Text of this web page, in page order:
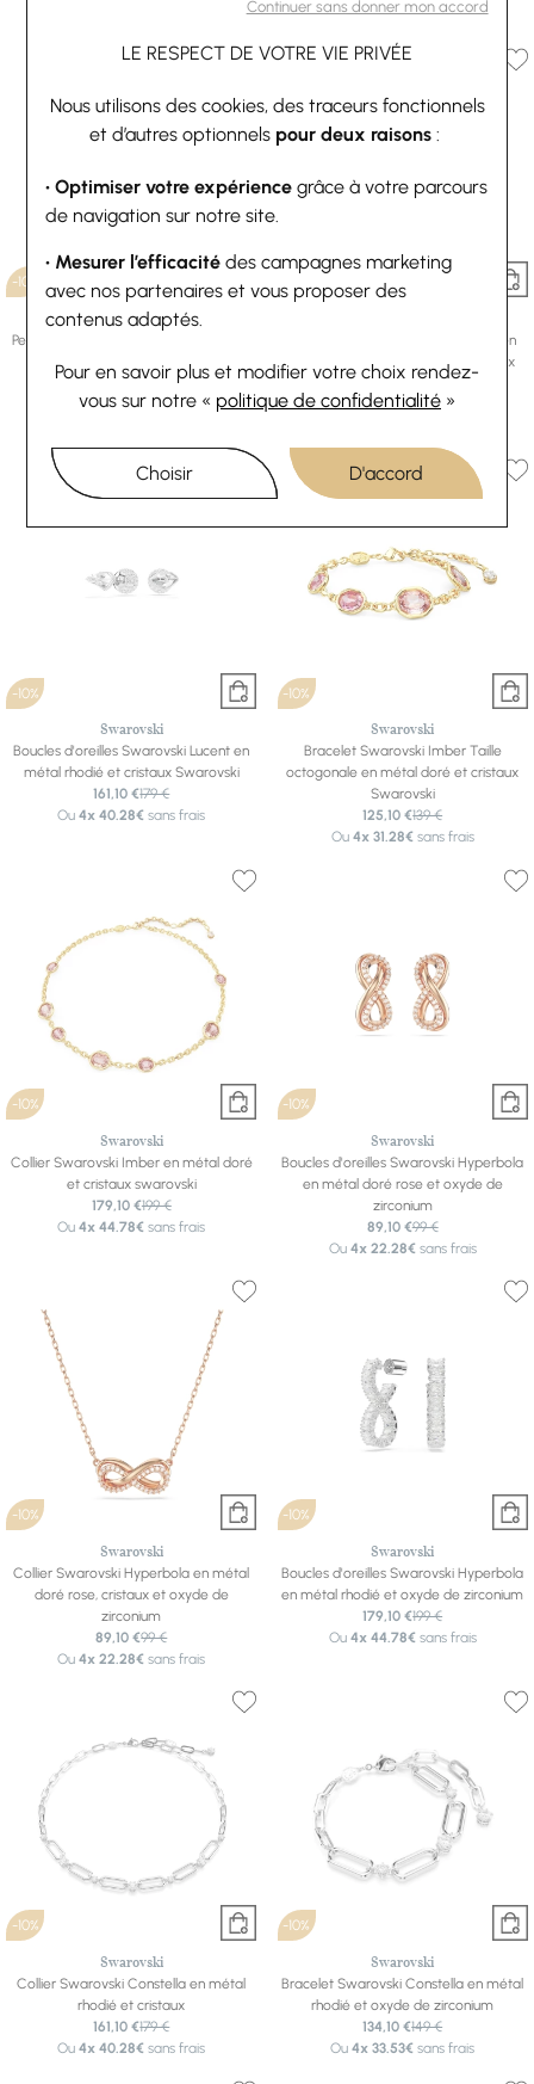
Continuer sans donner mon accord
LE RESPECT DE VOTRE VIE PRIVÉE
Nous utilisons des cookies, des traceurs fonctionnels
et d’autres optionnels pour deux raisons :
• Optimiser votre expérience grâce à votre parcours
de navigation sur notre site.
• Mesurer l’efficacité des campagnes marketing
avec nos partenaires et vous proposer des
contenus adaptés.
Pour en savoir plus et modifier votre choix rendez-
vous sur notre « politique de confidentialité »
Choisir D'accord
-10%
Swarovski
Pendentif Swarovski Dextera en métal
doré rose et cristaux swarovski
125,10 €139 €
Ou4x 31.28€sans frais
Bague Swarovski Hyperbola Spin en
métal rhodié, métal doré et cristaux
Swarovski, taille 50
143,10 €159 €
-10%
Swarovski
Boucles d'oreilles Swarovski Lucent en
métal rhodié et cristaux Swarovski
161,10 €179 €
Ou4x 40.28€ sans frais
-10%
Swarovski
Bracelet Swarovski Imber Taille
octogonale en métal doré et cristaux
Swarovski
125,10 €139 €
Ou 4x 31.28€sans frais
-10%
Swarovski
Collier Swarovski Imber en métal doré
et cristaux swarovski
179,10 €199 €
Ou4x 44.78€ sans frais
-10%
Swarovski
Boucles d'oreilles Swarovski Hyperbola
en métal doré rose et oxyde de
zirconium
89,10 €99 €
Ou 4x 22.28€sans frais
-10%
Swarovski
Collier Swarovski Hyperbola en métal
doré rose, cristaux et oxyde de
zirconium
89,10 €99 €
Ou4x 22.28€ sans frais
-10%
Swarovski
Boucles d'oreilles Swarovski Hyperbola
en métal rhodié et oxyde de zirconium
179,10 €199 €
Ou 4x 44.78€sans frais
-10%
Swarovski
Collier Swarovski Constella en métal
rhodié et cristaux
161,10 €179 €
Ou4x 40.28€ sans frais
-10%
Swarovski
Bracelet Swarovski Constella en métal
rhodié et oxyde de zirconium
134,10 €149 €
Ou4x 33.53€ sans frais